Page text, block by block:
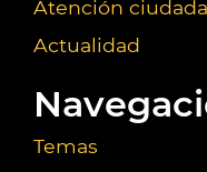
Atención
Actualidad
Temas